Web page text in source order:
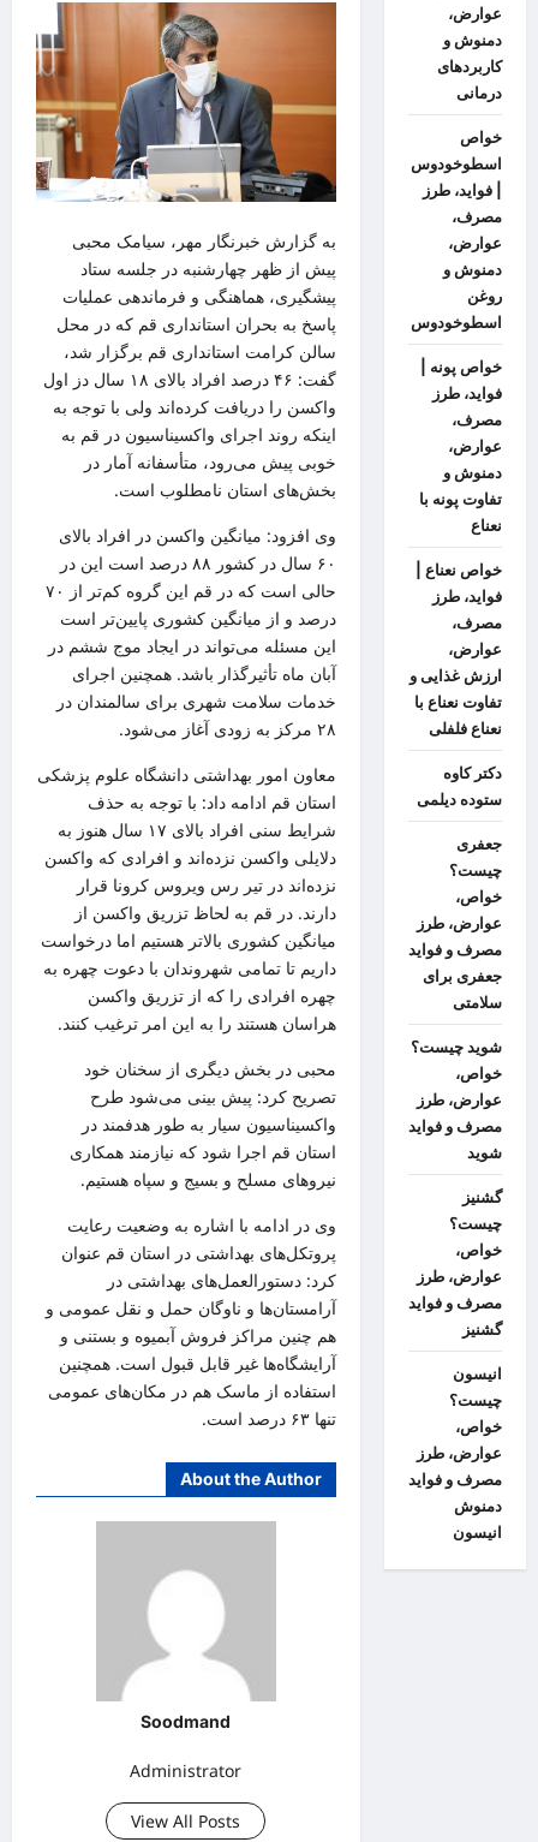
به گزارش خبرنگار مهر ، سیامک محبی
پیش از ظهر چهارشنبه در جلسه ستاد
پیشگیری، هماهنگی و فرماندهی عملیات
پاسخ به بحران استانداری قم که در محل
سالن کرامت استانداری قم برگزار شد،
گفت: ۴۶ درصد افراد بالای ۱۸ سال دز اول
واکسن را دریافت کرده‌اند ولی با توجه به
اینکه روند اجرای واکسیناسیون در قم به
خوبی پیش می‌رود، متأسفانه آمار در
بخش‌های استان نامطلوب است.
وی افزود: میانگین واکسن در افراد بالای
۶۰ سال در کشور ۸۸ درصد است این در
حالی است که در قم این گروه کم‌تر از ۷۰
درصد و از میانگین کشوری پایین‌تر است
این مسئله می‌تواند در ایجاد موج ششم در
آبان ماه تأثیرگذار باشد. همچنین اجرای
خدمات سلامت شهری برای سالمندان در
۲۸ مرکز به زودی آغاز می‌شود.
معاون امور بهداشتی دانشگاه علوم پزشکی
استان قم ادامه داد: با توجه به حذف
شرایط سنی افراد بالای ۱۷ سال هنوز به
دلایلی واکسن نزده‌اند و افرادی که واکسن
نزده‌اند در تیر رس ویروسکرونا قرار
دارند. در قم به لحاظ تزریق واکسن از
میانگین کشوری بالاتر هستیم اما درخواست
داریم تا تمامی شهروندان با دعوت چهره به
چهره افرادی را که از تزریق واکسن
هراسان هستند را به این امر ترغیب کنند.
محبی در بخش دیگری از سخنان خود
تصریح کرد: پیش بینی می‌شود طرح
واکسیناسیون سیار به طور هدفمند در
استان قم اجرا شود که نیازمند همکاری
نیروهای مسلح و بسیج و سپاه هستیم.
وی در ادامه با اشاره به وضعیت رعایت
پروتکل‌های بهداشتی در استان قم عنوان
کرد: دستورالعمل‌های بهداشتی در
آرامستان‌ها و ناوگان حمل و نقل عمومی و
هم چنین مراکز فروش آبمیوه و بستنی و
آرایشگاه‌ها غیر قابل قبول است. همچنین
استفاده از ماسک هم در مکان‌های عمومی
تنها ۶۳ درصد است.
About the Author
Soodmand
Administrator
View All Posts
عوارض،
دمنوش و
کاربردهای
درمانی
خواص
اسطوخودوس
| فواید، طرز
مصرف،
عوارض،
دمنوش و
روغن
اسطوخودوس
خواص پونه |
فواید، طرز
مصرف،
عوارض،
دمنوش و
تفاوت پونه با
نعناع
خواص نعناع |
فواید، طرز
مصرف،
عوارض،
ارزش غذایی و
تفاوت نعناع با
نعناع فلفلی
دکتر کاوه
ستوده دیلمی
جعفری
چیست؟
خواص،
عوارض، طرز
مصرف و فواید
جعفری برای
سلامتی
شوید چیست؟
خواص،
عوارض، طرز
مصرف و فواید
شوید
گشنیز
چیست؟
خواص،
عوارض، طرز
مصرف و فواید
گشنیز
انیسون
چیست؟
خواص،
عوارض، طرز
مصرف و فواید
دمنوش
انیسون